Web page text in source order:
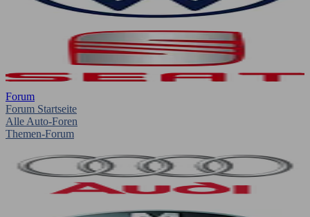
Forum
Forum Startseite
Alle Auto-Foren
Themen-Forum